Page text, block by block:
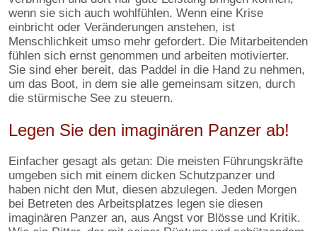
wenn sie sich auch wohlfühlen. Wenn eine Krise
einbricht oder Veränderungen anstehen, ist
Menschlichkeit umso mehr gefordert. Die Mitarbeitenden
fühlen sich ernst genommen und arbeiten motivierter.
Sie sind eher bereit, das Paddel in die Hand zu nehmen,
um das Boot, in dem sie alle gemeinsam sitzen, durch
die stürmische See zu steuern.
Legen Sie den imaginären Panzer ab!
Einfacher gesagt als getan: Die meisten Führungskräfte
umgeben sich mit einem dicken Schutzpanzer und
haben nicht den Mut, diesen abzulegen. Jeden Morgen
bei Betreten des Arbeitsplatzes legen sie diesen
imaginären Panzer an, aus Angst vor Blösse und Kritik.